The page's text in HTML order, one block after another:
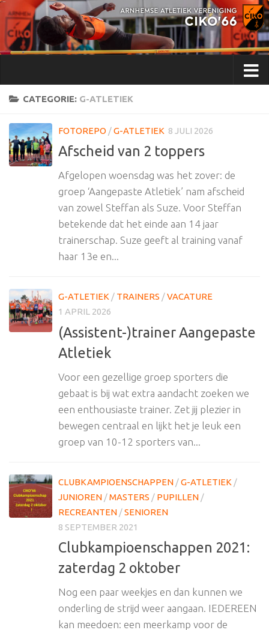
Doorgaan naar inhoud
CATEGORIE: G-ATLETIEK
FOTOREPO /G-ATLETIEK 8 JULI 2026
Afscheid van 2 toppers
Afgelopen woensdag was het zover: de
groep ‘Aangepaste Atletiek’ nam afscheid
van zowel Steffan als Suze. Voor Steffan
betekende dat het einde aan 14 jaar
trainerschap. Suze geeft al training vanaf
haar 13e en...
G-ATLETIEK / TRAINERS /VACATURE
1 APRIL 2026
(Assistent-)trainer Aangepaste
Atletiek
Voor een gezellige groep sporters die
gebaat is bij wat extra aandacht zoeken we
een enthousiaste trainer. Zet jij plezier in
bewegen centraal en lijkt het je leuk een
groep van 10-12 sporters van...
CLUBKAMPIOENSCHAPPEN /G-ATLETIEK /
JUNIOREN /MASTERS / PUPILLEN /
RECREANTEN /SENIOREN
8 SEPTEMBER 2021
Clubkampioenschappen 2021:
zaterdag 2 oktober
Nog een paar weekjes en dan kunnen we
onderling de strijd weer aangaan. IEDEREEN
kan meedoen: een meerkamp voor de